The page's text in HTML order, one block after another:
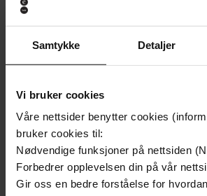
Samtykke Detaljer
Vi bruker cookies
Våre nettsider benytter cookies
bruker cookies til:
Nødvendige funksjoner på nettsiden
Forbedrer opplevelsen din på vår
Gir oss en bedre forståelse for
Premium
Første gang på tilbud